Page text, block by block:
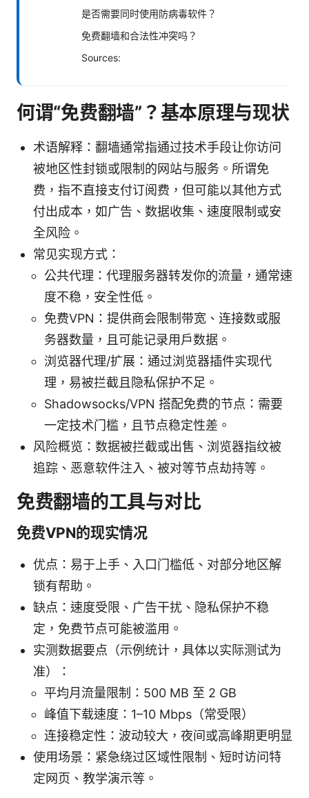
是否需要同时使用防病毒软件？
免费翻墙和合法性冲突吗？
Sources:
何谓“免费翻墙”？基本原理与现状
术语解释：翻墙通常指通过技术手段让你访问
被地区性封锁或限制的网站与服务。所谓免
费，指不直接支付订阅费，但可能以其他方式
付出成本，如广告、数据收集、速度限制或安
全风险。
常见实现方式：
公共代理：代理服务器转发你的流量，通常速
度不稳，安全性低。
免费VPN：提供商会限制带宽、连接数或服
务器数量，且可能记录用户数据。
浏览器代理/扩展：通过浏览器插件实现代
理，易被拦截且隐私保护不足。
Shadowsocks/VPN 搭配免费的节点：需要
一定技术门槛，且节点稳定性差。
风险概览：数据被拦截或出售、浏览器指纹被
追踪、恶意软件注入、被对等节点劫持等。
免费翻墙的工具与对比
免费VPN的现实情况
优点：易于上手、入口门槛低、对部分地区解
锁有帮助。
缺点：速度受限、广告干扰、隐私保护不稳
定，免费节点可能被滥用。
实测数据要点（示例统计，具体以实际测试为
准）：
平均月流量限制：500 MB 至 2 GB
峰值下载速度：1–10 Mbps（常受限）
连接稳定性：波动较大，夜间或高峰期更明显
使用场景：紧急绕过区域性限制、短时访问特
定网页、教学演示等。